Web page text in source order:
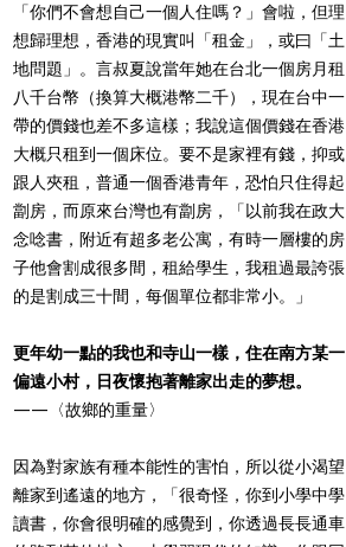
「你們不會想自己一個人住嗎？」會啦，但理
想歸理想，香港的現實叫「租金」，或曰「土
地問題」。言叔夏說當年她在台北一個房月租
八千台幣（換算大概港幣二千），現在台中一
帶的價錢也差不多這樣；我說這個價錢在香港
大概只租到一個床位。要不是家裡有錢，抑或
跟人夾租，普通一個香港青年，恐怕只住得起
劏房，而原來台灣也有劏房，「以前我在政大
念唸書，附近有超多老公寓，有時一層樓的房
子他會割成很多間，租給學生，我租過最誇張
的是割成三十間，每個單位都非常小。」
更年幼一點的我也和寺山一樣，住在南方某一
偏遠小村，日夜懷抱著離家出走的夢想。
——〈故鄉的重量〉
因為對家族有種本能性的害怕，所以從小渴望
離家到遙遠的地方，「很奇怪，你到小學中學
讀書，你會很明確的感覺到，你透過長長通車